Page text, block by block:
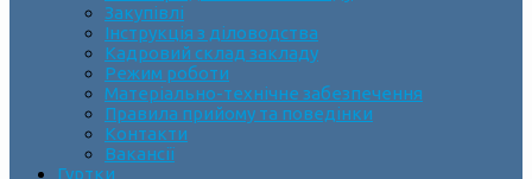
Закупівлі
Інструкція з діловодства
Кадровий склад закладу
Режим роботи
Матеріально-технічне забезпечення
Правила прийому та поведінки
Контакти
Вакансії
Гуртки